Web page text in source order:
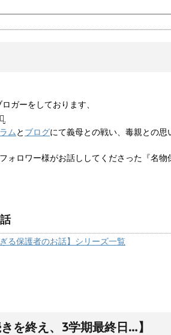
ガーをしております、
ムと ブログにて義母との戦い、毒親との思
ォロワー様がお話ししてくださった『名物
る保護者のお話】シリーズ一覧
きを終え、3学期最終日…】